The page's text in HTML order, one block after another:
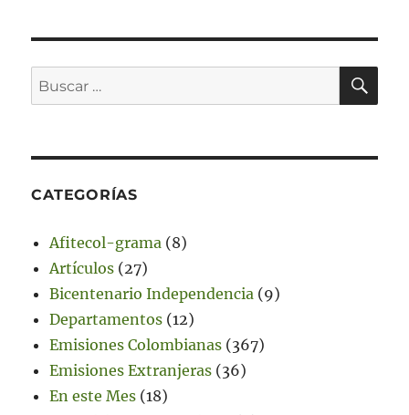
Buscar
por:
CATEGORÍAS
Afitecol-grama (8)
Artículos (27)
Bicentenario Independencia (9)
Departamentos (12)
Emisiones Colombianas (367)
Emisiones Extranjeras (36)
En este Mes (18)